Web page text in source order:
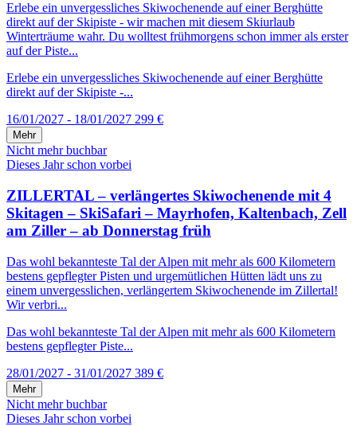
Erlebe ein unvergessliches Skiwochenende auf einer Berghütte
direkt auf der Skipiste - wir machen mit diesem Skiurlaub
Winterträume wahr. Du wolltest frühmorgens schon immer als erster
auf der Piste...
Erlebe ein unvergessliches Skiwochenende auf einer Berghütte
direkt auf der Skipiste -...
16/01/2027 - 18/01/2027 299 €
Mehr
Nicht mehr buchbar
Dieses Jahr schon vorbei
ZILLERTAL – verlängertes Skiwochenende mit 4
Skitagen – SkiSafari – Mayrhofen, Kaltenbach, Zell
am Ziller – ab Donnerstag früh
Das wohl bekannteste Tal der Alpen mit mehr als 600 Kilometern
bestens gepflegter Pisten und urgemütlichen Hütten lädt uns zu
einem unvergesslichen, verlängertem Skiwochenende im Zillertal!
Wir verbri...
Das wohl bekannteste Tal der Alpen mit mehr als 600 Kilometern
bestens gepflegter Piste...
28/01/2027 - 31/01/2027 389 €
Mehr
Nicht mehr buchbar
Dieses Jahr schon vorbei